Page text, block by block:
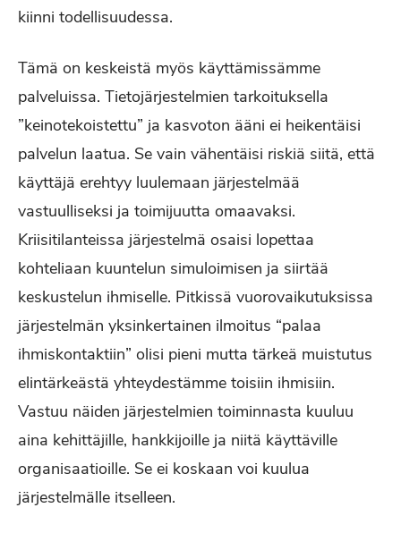
kiinni todellisuudessa.
Tämä on keskeistä myös käyttämissämme
palveluissa. Tietojärjestelmien tarkoituksella
”keinotekoistettu” ja kasvoton ääni ei heikentäisi
palvelun laatua. Se vain vähentäisi riskiä siitä, että
käyttäjä erehtyy luulemaan järjestelmää
vastuulliseksi ja toimijuutta omaavaksi.
Kriisitilanteissa järjestelmä osaisi lopettaa
kohteliaan kuuntelun simuloimisen ja siirtää
keskustelun ihmiselle. Pitkissä vuorovaikutuksissa
järjestelmän yksinkertainen ilmoitus “palaa
ihmiskontaktiin” olisi pieni mutta tärkeä muistutus
elintärkeästä yhteydestämme toisiin ihmisiin.
Vastuu näiden järjestelmien toiminnasta kuuluu
aina kehittäjille, hankkijoille ja niitä käyttäville
organisaatioille. Se ei koskaan voi kuulua
järjestelmälle itselleen.